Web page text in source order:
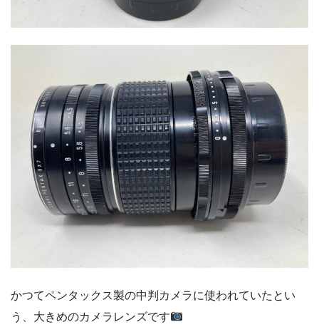
かつてペンタックス製の中判カメラに使われていたとい
う、大きめのカメラレンズです